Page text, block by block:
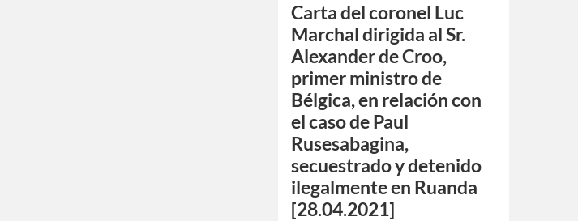
Carta del coronel Luc
Marchal dirigida al Sr.
Alexander de Croo,
primer ministro de
Bélgica, en relación con
el caso de Paul
Rusesabagina,
secuestrado y detenido
ilegalmente en Ruanda
[28.04.2021]